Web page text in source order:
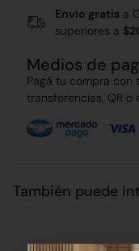
Envío gratis a
superiores a
Medios de
Pagá tu compra con
transferencias, QR o
También puede